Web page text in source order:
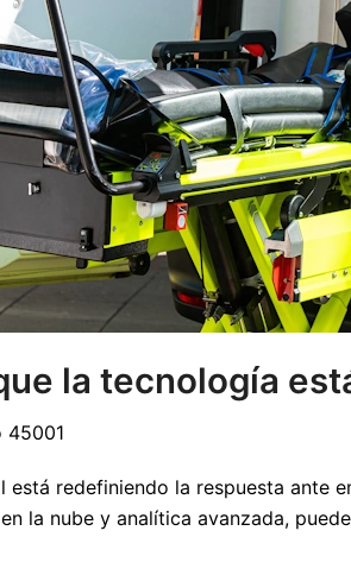
la tecnología
45001
redefiniendo la respuesta ante
la nube y analítica avanzada,